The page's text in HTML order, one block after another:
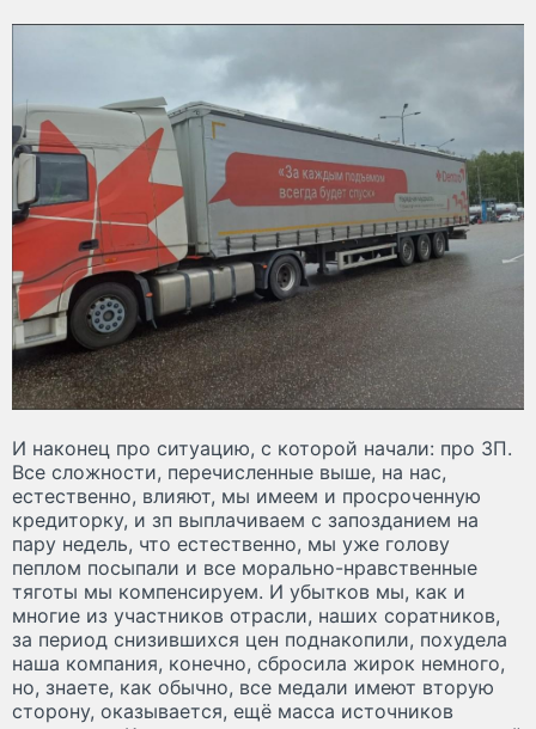
И наконец про ситуацию, с которой начали: про ЗП.
Все сложности, перечисленные выше, на нас,
естественно, влияют, мы имеем и просроченную
кредиторку, и зп выплачиваем с запозданием на
пару недель, что естественно, мы уже голову
пеплом посыпали и все морально-нравственные
тяготы мы компенсируем. И убытков мы, как и
многие из участников отрасли, наших соратников,
за период снизившихся цен поднакопили, похудела
наша компания, конечно, сбросила жирок немного,
но, знаете, как обычно, все медали имеют вторую
сторону, оказывается, ещё масса источников